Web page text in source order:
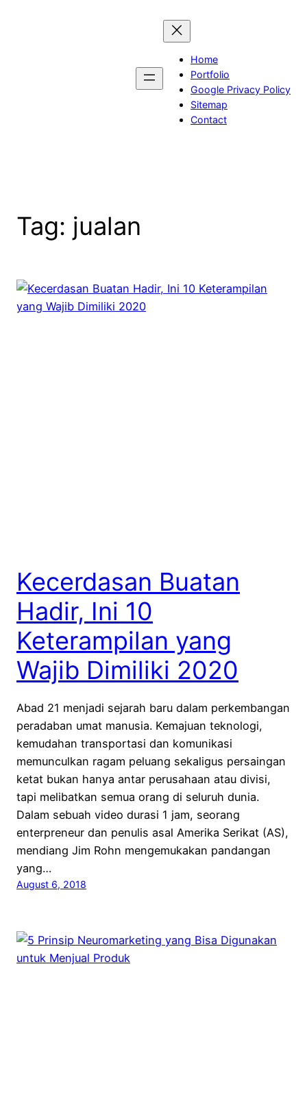
Home
Portfolio
Google Privacy Policy
Sitemap
Contact
Tag: jualan
Kecerdasan Buatan
Hadir, Ini 10
Keterampilan yang
Wajib Dimiliki 2020
Abad 21 menjadi sejarah baru dalam perkembangan
peradaban umat manusia. Kemajuan teknologi,
kemudahan transportasi dan komunikasi
memunculkan ragam peluang sekaligus persaingan
ketat bukan hanya antar perusahaan atau divisi,
tapi melibatkan semua orang di seluruh dunia.
Dalam sebuah video durasi 1 jam, seorang
enterpreneur dan penulis asal Amerika Serikat (AS),
mendiang Jim Rohn mengemukakan pandangan
yang…
August 6, 2018